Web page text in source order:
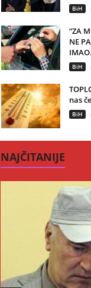
BiH
“ZA
NE
BiH
nas
BiH
NAJČITANIJE